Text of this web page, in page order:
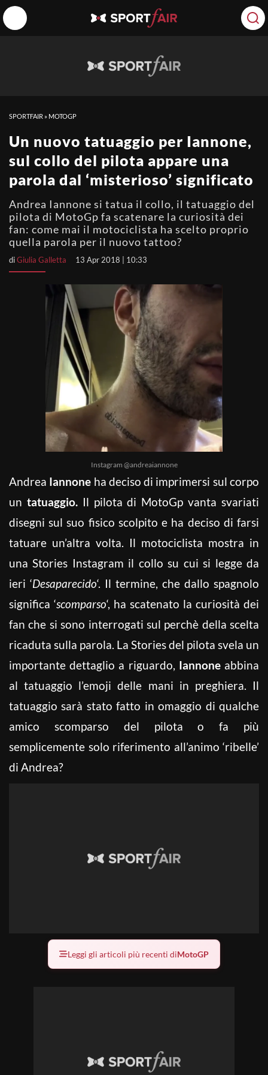
SPORTFAIR » MOTOGP
Un nuovo tatuaggio per Iannone,
sul collo del pilota appare una
parola dal ‘misterioso’ significato
Andrea Iannone si tatua il collo, il tatuaggio del
pilota di MotoGp fa scatenare la curiosità dei
fan: come mai il motociclista ha scelto proprio
quella parola per il nuovo tattoo?
diGiulia Galletta 13 Apr 2018 | 10:33
Instagram @andreaiannone
Andrea Iannone ha deciso di imprimersi sul corpo
un tatuaggio.Il pilota di MotoGp vanta svariati
disegni sul suo fisico scolpito e ha deciso di farsi
tatuare un’altra volta. Il motociclista mostra in
una Stories Instagram il collo su cui si legge da
ieri ‘Desaparecido‘. Il termine, che dallo spagnolo
significa ‘scomparso‘, ha scatenato la curiosità dei
fan che si sono interrogati sul perchè della scelta
ricaduta sulla parola. La Stories del pilota svela un
importante dettaglio a riguardo, Iannoneabbina
al tatuaggio l’emoji delle mani in preghiera. Il
tatuaggio sarà stato fatto in omaggio di qualche
amico scomparso del pilota o fa più
semplicemente solo riferimento all’animo ‘ribelle’
di Andrea?
Leggi gli articoli più recenti diMotoGP